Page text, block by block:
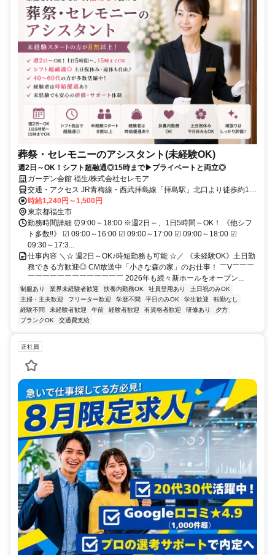
葬祭・セレモニーのアシスタント(未経験OK)
週2日～OK！シフト超融通◎15時まで▶プライベートと両立◎
ガーデン会館 福生/株式会社セレモア
交通・アクセス JR青梅線・西武拝島線「拝島駅」北口より徒歩約11
分。
時給1,240円～1,500円
東京都福生市
勤務時間詳細 ⏰9:00～18:00 ※週2日～、1日5時間～OK！ 《他シフ
ト多数‼》 ☑ 09:00～16:00 ☑ 09:00～17:00 ☑ 09:00～18:00 ☑
09:30～17:3...
仕事内容 ＼☆ 週2日～OK♪時短勤務も可能 ☆／ 《未経験OK》土日勤
務できる方歓迎◎ CM放送中「小さな森の家」のお仕事！ ￣V￣￣￣
￣￣￣￣￣￣￣￣￣￣￣￣￣ 2026年も続々新ホールをオープン...
制服あり 業界未経験者歓迎 扶養内勤務OK 社員登用あり
土日祝のみOK
主婦・主夫歓迎
フリーター歓迎 学歴不問 平日のみOK 学生歓迎
転勤なし
経験不問
未経験者歓迎 午前 経験者歓迎 有資格者歓迎 研修あり
夕方
ブランクOK
交通費支給
正社員